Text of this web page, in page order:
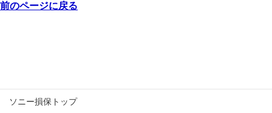
前のページに戻る
ソニー損保トップ